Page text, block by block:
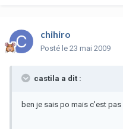
chihiro
Posté le 23 mai 2009
castila a dit :
ben je sais po mais c'est